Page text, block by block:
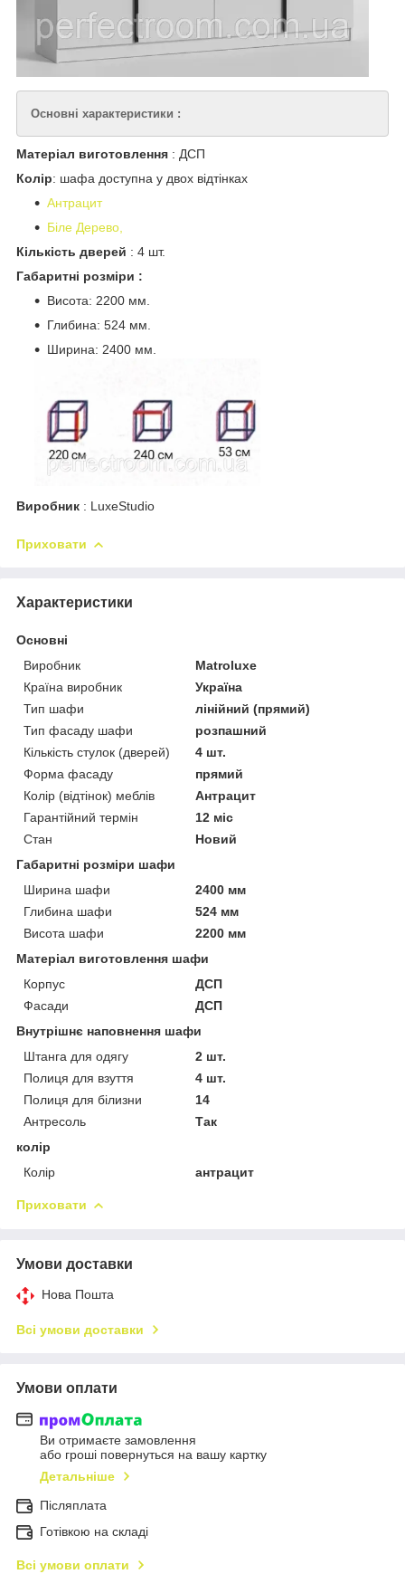
Основні характеристики :
Матеріал виготовлення : ДСП
Колір: шафа доступна у двох відтінках
Антрацит
Біле Дерево,
Кількість дверей : 4 шт.
Габаритні розміри :
Висота: 2200 мм.
Глибина: 524 мм.
Ширина: 2400 мм.
Виробник : LuxeStudio
Приховати
Характеристики
Основні
Виробник
Matroluxe
Країна виробник
Україна
Тип шафи
лінійний (прямий)
Тип фасаду шафи
розпашний
Кількість стулок (дверей)
4 шт.
Форма фасаду
прямий
Колір (відтінок) меблів
Антрацит
Гарантійний термін
12 міс
Стан
Новий
Габаритні розміри шафи
Ширина шафи
2400 мм
Глибина шафи
524 мм
Висота шафи
2200 мм
Матеріал виготовлення шафи
Корпус
ДСП
Фасади
ДСП
Внутрішнє наповнення шафи
Штанга для одягу
2 шт.
Полиця для взуття
4 шт.
Полиця для білизни
14
Антресоль
Так
колір
Колір
антрацит
Приховати
Умови доставки
Нова Пошта
Всі умови доставки
Умови оплати
Ви отримаєте замовлення
або гроші повернуться на вашу картку
Детальніше
Післяплата
Готівкою на складі
Всі умови оплати